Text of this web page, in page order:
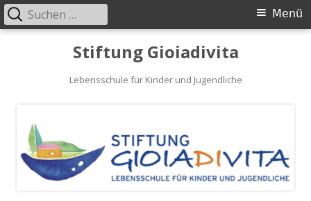
Stiftung Gioiadivita
Lebensschule für Kinder und Jugendliche
Primäres
Menü
Suchen
nach: